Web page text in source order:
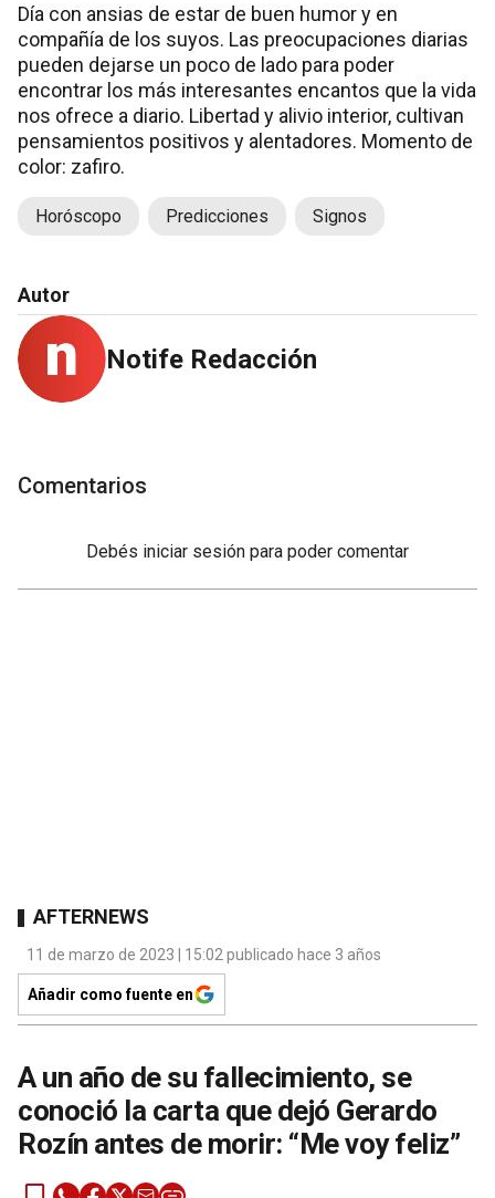
Día con ansias de estar de buen humor y en
compañía de los suyos. Las preocupaciones diarias
pueden dejarse un poco de lado para poder
encontrar los más interesantes encantos que la vida
nos ofrece a diario. Libertad y alivio interior, cultivan
pensamientos positivos y alentadores. Momento de
color: zafiro.
Horóscopo Predicciones Signos
Autor
Notife Redacción
Comentarios
Debés iniciar sesión para poder comentar
AFTERNEWS
11 de marzo de 2023 | 15:02 publicado hace 3 años
Añadir como fuente en
A un año de su fallecimiento, se
conoció la carta que dejó Gerardo
Rozín antes de morir: “Me voy feliz”